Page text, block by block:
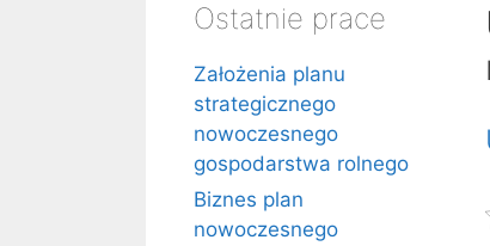
Ostatnie prace
Założenia planu
strategicznego
nowoczesnego
gospodarstwa rolnego
Biznes plan
nowoczesnego